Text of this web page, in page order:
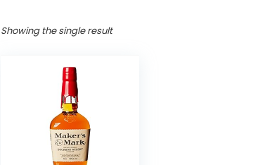
Showing the single result